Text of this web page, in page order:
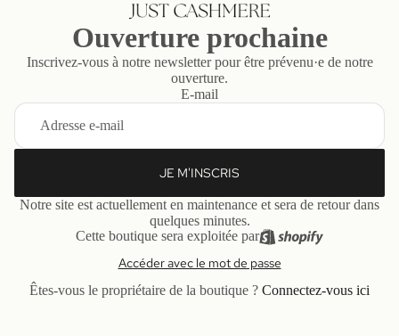
Ouverture prochaine
Inscrivez-vous à notre newsletter pour être prévenu·e de notre
ouverture.
E-mail
JE M'INSCRIS
Notre site est actuellement en maintenance et sera de retour dans
quelques minutes.
Cette boutique sera exploitée par
Accéder avec le mot de passe
Êtes-vous le propriétaire de la boutique ? Connectez-vous ici